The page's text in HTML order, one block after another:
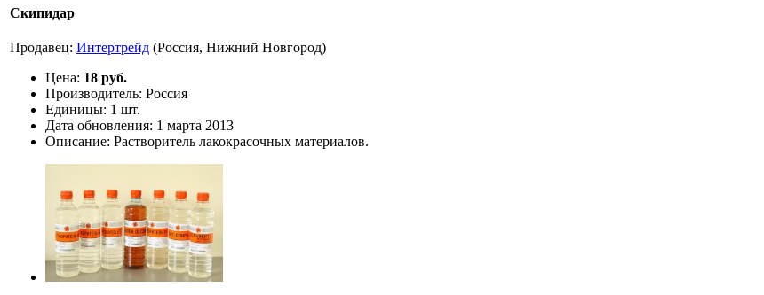
Скипидар
Продавец: Интертрейд (Россия, Нижний Новгород)
Цена: 18 руб.
Производитель: Россия
Единицы: 1 шт.
Дата обновления: 1 марта 2013
Описание: Растворитель лакокрасочных материалов.